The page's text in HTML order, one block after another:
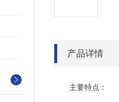
产品详情
主要特点：